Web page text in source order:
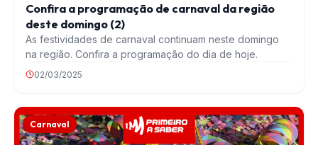
Confira a programação de carnaval da região
deste domingo (2)
As festividades de carnaval continuam neste domingo
na região. Confira a programação do dia de hoje.
02/03/2025
Carnaval